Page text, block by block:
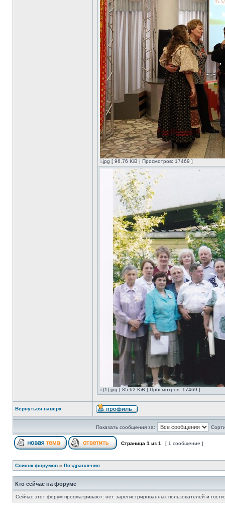
i.jpg [ 96.76 KiB | Просмотров: 17469 ]
i (1).jpg [ 85.62 KiB | Просмотров: 17469 ]
Вернуться наверх
Показать сообщения за:
Страница 1 из 1 [ 1 сообщение ]
Список форумов » Поздравления
Кто сейчас на форуме
Сейчас этот форум просматривают: нет зарегистрированных пользователей и